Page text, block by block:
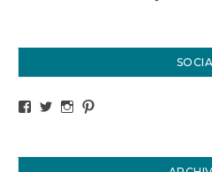
Voir le profil de titval35
Voir le profil de
Voir le profil de